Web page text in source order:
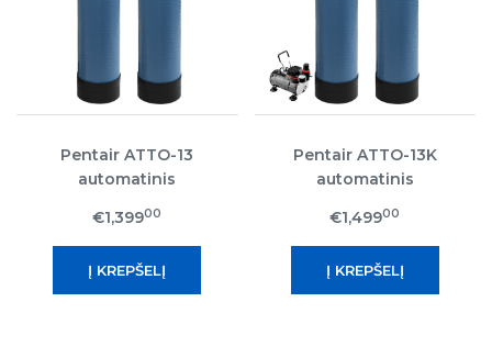
Pentair ATTO-13
automatinis
€1,39900
Pentair ATTO-13K
automatinis
€1,49900